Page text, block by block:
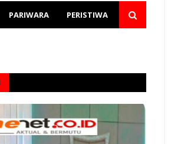
PARIWARA PERISTIWA